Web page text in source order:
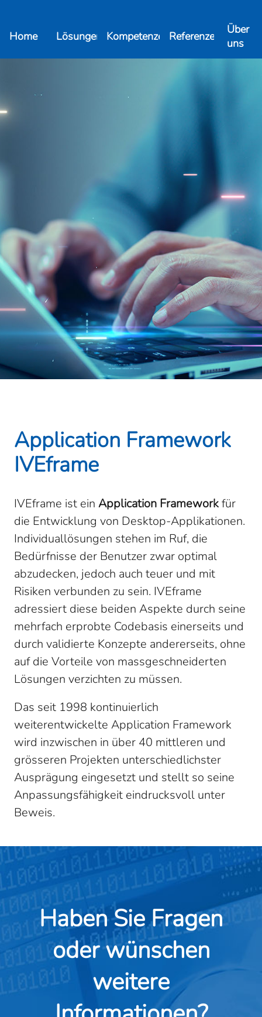
Home Lösungen Kompetenzen Referenzen
Über
uns
Application Framework
IVEframe
IVEframe ist ein Application Frameworkfür
die Entwicklung von Desktop-Applikationen.
Individuallösungen stehen im Ruf, die
Bedürfnisse der Benutzer zwar optimal
abzudecken, jedoch auch teuer und mit
Risiken verbunden zu sein. IVEframe
adressiert diese beiden Aspekte durch seine
mehrfach erprobte Codebasis einerseits und
durch validierte Konzepte andererseits, ohne
auf die Vorteile von massgeschneiderten
Lösungen verzichten zu müssen.
Das seit 1998 kontinuierlich
weiterentwickelte Application Framework
wird inzwischen in über 40 mittleren und
grösseren Projekten unterschiedlichster
Ausprägung eingesetzt und stellt so seine
Anpassungsfähigkeit eindrucksvoll unter
Beweis.
Haben Sie Fragen
oder wünschen
weitere